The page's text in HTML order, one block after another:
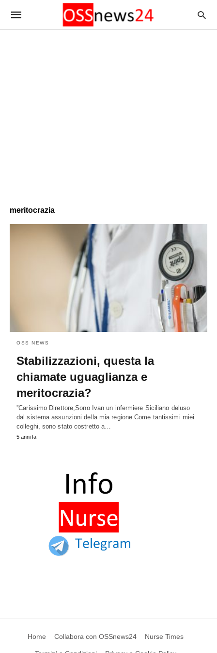
meritocrazia
OSS NEWS
Stabilizzazioni, questa la
chiamate uguaglianza e
meritocrazia?
''Carissimo Direttore,Sono Ivan un infermiere Siciliano deluso
dal sistema assunzioni della mia regione.Come tantissimi miei
colleghi, sono stato costretto a…
5 anni fa
Home Collabora con OSSnews24 Nurse Times